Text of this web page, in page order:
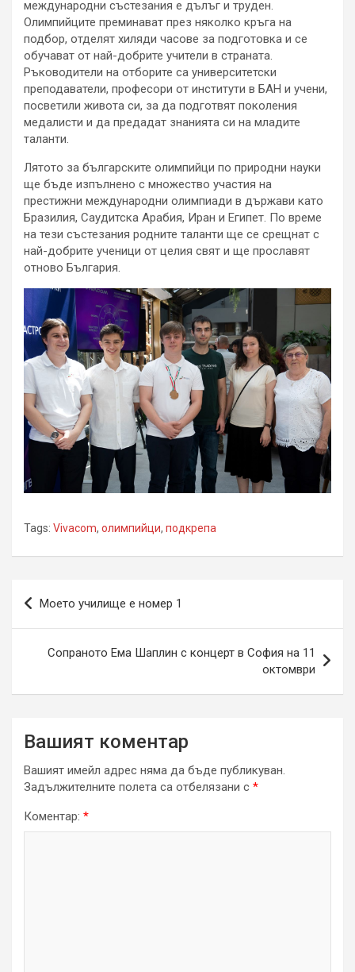
международни състезания е дълъг и труден.
Олимпийците преминават през няколко кръга на
подбор, отделят хиляди часове за подготовка и се
обучават от най-добрите учители в страната.
Ръководители на отборите са университетски
преподаватели, професори от институти в БАН и учени,
посветили живота си, за да подготвят поколения
медалисти и да предадат знанията си на младите
таланти.
Лятото за българските олимпийци по природни науки
ще бъде изпълнено с множество участия на
престижни международни олимпиади в държави като
Бразилия, Саудитска Арабия, Иран и Египет. По време
на тези състезания родните таланти ще се срещнат с
най-добрите ученици от целия свят и ще прославят
отново България.
Tags: Vivacom, олимпийци, подкрепа
Навигация
Моето училище е номер 1
Сопраното Ема Шаплин с концерт в София на 11
октомври
Вашият коментар
Вашият имейл адрес няма да бъде публикуван.
Задължителните полета са отбелязани с *
Коментар: *